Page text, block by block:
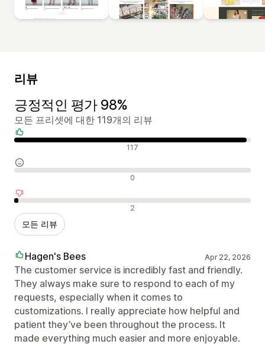
리뷰
긍정적인 평가 98%
모든 프리셋에 대한 119개의 리뷰
긍정적인 리뷰 117
중립적인 리뷰 0
부정적인 리뷰 2
모든 리뷰
Hagen's Bees Apr 22, 2026
The customer service is incredibly fast and friendly.
They always make sure to respond to each of my
requests, especially when it comes to
customizations. I really appreciate how helpful and
patient they’ve been throughout the process. It
made everything much easier and more enjoyable.